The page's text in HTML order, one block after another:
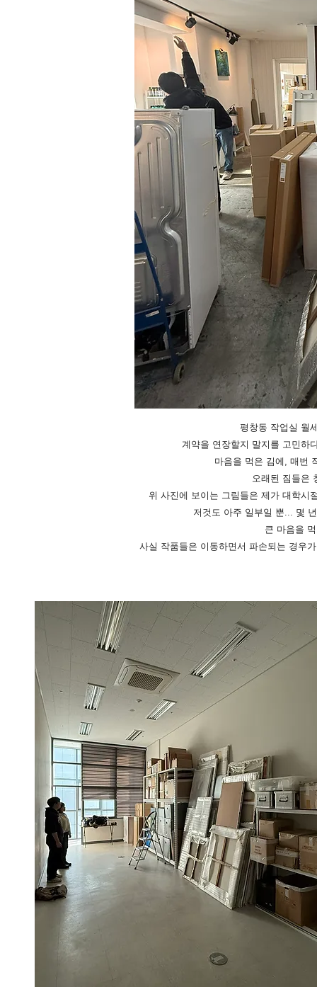
평창동 작업실 월
계약을 연장할지 말지를 고민하
마음을 먹은 김에, 매번
오래된 짐들은
위 사진에 보이는 그림들은 제가 대학시
저것도 아주 일부일 뿐... 몇
큰 마음을
사실 작품들은 이동하면서 파손되는 경우